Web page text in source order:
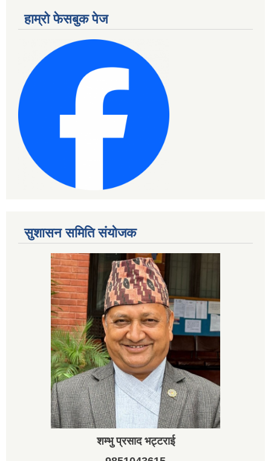
हाम्रो फेसबुक पेज
सुशासन समिति संयोजक
शम्भु प्रसाद भट्टराई